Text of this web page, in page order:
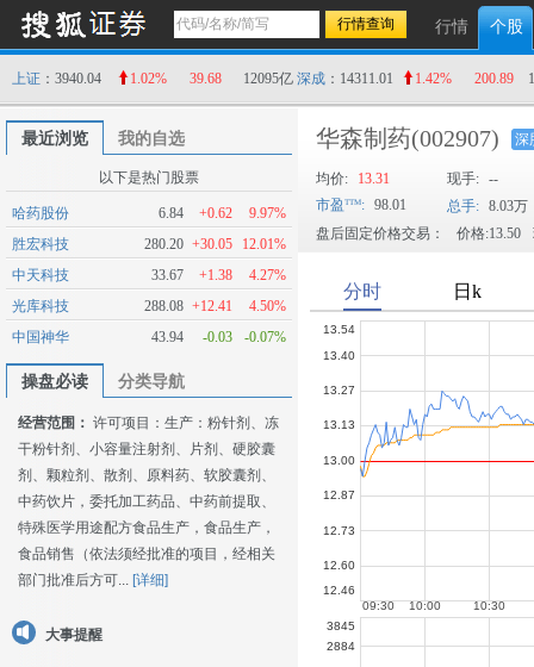
行情 个股
上证 ：3940.04 1.02% 39.68 12095亿 深成 ：14311.01 1.42% 200.89
最近浏览 我的自选
以下是热门股票
哈药股份 6.84 +0.62
9.97%
胜宏科技
280.20 +30.05
12.01%
中天科技
33.67 +1.38
4.27%
光库科技
288.08 +12.41
4.50%
中国神华
43.94 -0.03 -0.07%
操盘必读 分类导航
经营范围： 许可项目：生产：粉针剂、冻
干粉针剂、小容量注射剂、片剂、硬胶囊
剂、颗粒剂、散剂、原料药、软胶囊剂、
中药饮片，委托加工药品、中药前提取、
特殊医学用途配方食品生产，食品生产，
食品销售（依法须经批准的项目，经相关
部门批准后方可... [详细]
大事提醒
华森制药(002907) 深
均价: 13.31 现手: --
市盈
: 98.01 总手: 8.03万
盘后固定价格交易：
价格:13.50